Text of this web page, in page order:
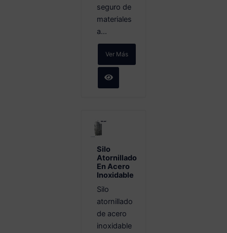
seguro de
materiales
a...
Ver Más
Silo
Atornillado
En Acero
Inoxidable
Silo
atornillado
de acero
inoxidable